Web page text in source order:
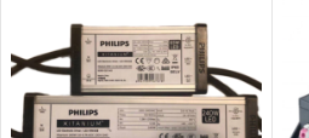
Model:HRPG-600-15
Công suất đầu ra:645W
Điện áp đầu ra:15V DC